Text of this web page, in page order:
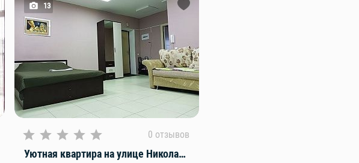
13
0 отзывов
Уютная квартира на улице Николая Ершова 62Г